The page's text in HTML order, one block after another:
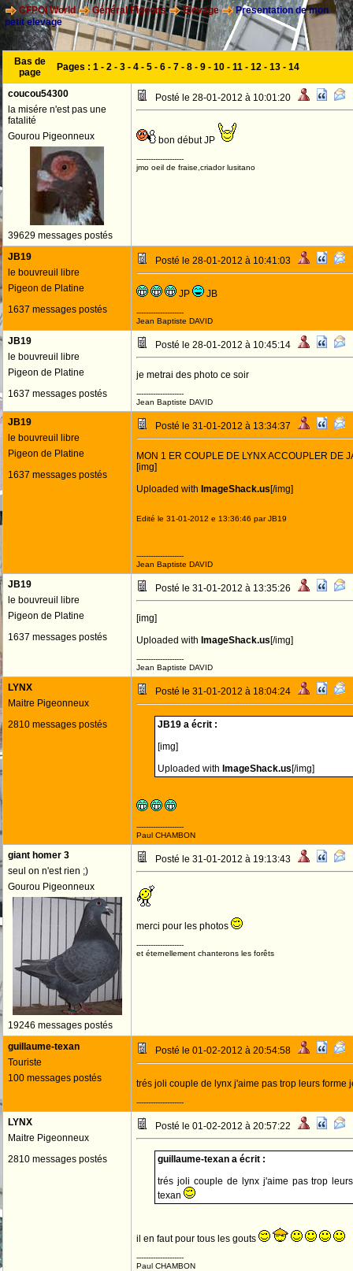
CFPOI World Général Pigeons Elevage
Presentation de mon
petit elevage
Bas de
page
Pages : 1 - 2 - 3 - 4 - 5 - 6 - 7 - 8 - 9 - 10 - 11 - 12 - 13 - 14
coucou54300
la misére n'est pas une
fatalité
Gourou Pigeonneux
39629 messages postés
Posté le 28-01-2012 à 10:01:20
bon début JP
--------------------
jmo oeil de fraise,criador lusitano
JB19
le bouvreuil libre
Pigeon de Platine
1637 messages postés
Posté le 28-01-2012 à 10:41:03
JP JB
--------------------
Jean Baptiste DAVID
JB19
le bouvreuil libre
Pigeon de Platine
1637 messages postés
Posté le 28-01-2012 à 10:45:14
je metrai des photo ce soir
--------------------
Jean Baptiste DAVID
JB19
le bouvreuil libre
Pigeon de Platine
1637 messages postés
Posté le 31-01-2012 à 13:34:37
MON 1 ER COUPLE DE LYNX ACCOUPLER DE
[img]
Uploaded with ImageShack.us[/img]
Edité le 31-01-2012 e 13:36:46 par JB19
--------------------
Jean Baptiste DAVID
JB19
le bouvreuil libre
Pigeon de Platine
1637 messages postés
Posté le 31-01-2012 à 13:35:26
[img]
Uploaded with ImageShack.us[/img]
--------------------
Jean Baptiste DAVID
LYNX
Maitre Pigeonneux
2810 messages postés
Posté le 31-01-2012 à 18:04:24
JB19 a écrit :
[img]
Uploaded with ImageShack.us[/img]
--------------------
Paul CHAMBON
giant homer 3
seul on n'est rien ;)
Gourou Pigeonneux
19246 messages postés
Posté le 31-01-2012 à 19:13:43
merci pour les photos
--------------------
et éternellement chanterons les forêts
guillaume-texan
Touriste
100 messages postés
Posté le 01-02-2012 à 20:54:58
trés joli couple de lynx j'aime pas trop leurs forme
--------------------
LYNX
Maitre Pigeonneux
2810 messages postés
Posté le 01-02-2012 à 20:57:22
guillaume-texan a écrit :
trés joli couple de lynx j'aime pas trop
texan
il en faut pour tous les gouts
--------------------
Paul CHAMBON